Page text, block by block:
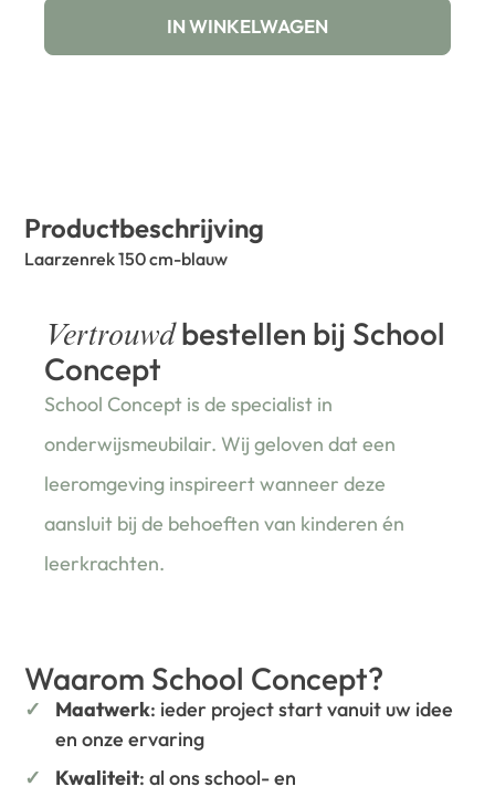
IN WINKELWAGEN
Productbeschrijving
Laarzenrek 150 cm-blauw
Vertrouwdbestellen bij School
Concept
School Concept is de specialist in
onderwijsmeubilair. Wij geloven dat een
leeromgeving inspireert wanneer deze
aansluit bij de behoeften van kinderen én
leerkrachten.
Waarom School Concept?
Maatwerk: ieder project start vanuit uw idee
en onze ervaring
Kwaliteit: al ons school- en